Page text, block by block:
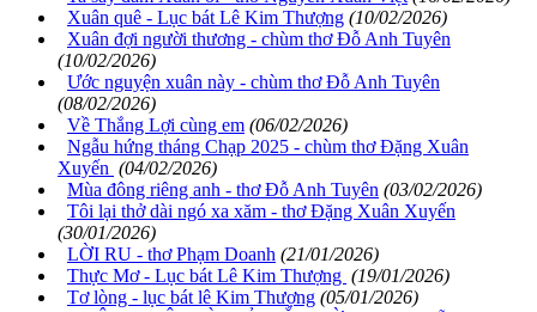
Xuân quê - Lục bát Lê Kim Thượng (10/02/2026)
Xuân đợi người thương - chùm thơ Đỗ Anh Tuyên
(10/02/2026)
Ước nguyện xuân này - chùm thơ Đỗ Anh Tuyên
(08/02/2026)
Về Thắng Lợi cùng em (06/02/2026)
Ngẫu hứng tháng Chạp 2025 - chùm thơ Đặng Xuân
Xuyến (04/02/2026)
Mùa đông riêng anh - thơ Đỗ Anh Tuyên (03/02/2026)
Tôi lại thở dài ngó xa xăm - thơ Đặng Xuân Xuyến
(30/01/2026)
LỜI RU - thơ Phạm Doanh (21/01/2026)
Thực Mơ - Lục bát Lê Kim Thượng (19/01/2026)
Tơ lòng - lục bát lê Kim Thượng (05/01/2026)